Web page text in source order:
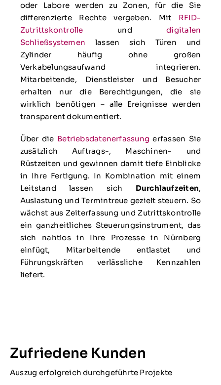
oder Labore werden zu Zonen, für die Sie
differenzierte Rechte vergeben. Mit RFID-
Zutrittskontrolle unddigitalen
Schließsystemen lassen sich Türen und
Zylinder häufig ohne großen
Verkabelungsaufwand integrieren.
Mitarbeitende, Dienstleister und Besucher
erhalten nur die Berechtigungen, die sie
wirklich benötigen – alle Ereignisse werden
transparent dokumentiert.
Über die Betriebsdatenerfassung erfassen Sie
zusätzlich Auftrags-, Maschinen- und
Rüstzeiten und gewinnen damit tiefe Einblicke
in Ihre Fertigung. In Kombination mit einem
Leitstand lassen sich Durchlaufzeiten,
Auslastung und Termintreue gezielt steuern. So
wächst aus Zeiterfassung und Zutrittskontrolle
ein ganzheitliches Steuerungsinstrument, das
sich nahtlos in Ihre Prozesse in Nürnberg
einfügt, Mitarbeitende entlastet und
Führungskräften verlässliche Kennzahlen
liefert.
Zufriedene Kunden
Auszug erfolgreich durchgeführte Projekte